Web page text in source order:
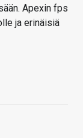
Apexin fps
ja erinäisiä